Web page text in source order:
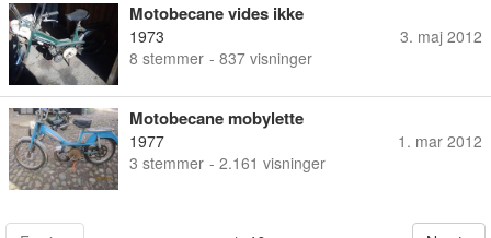
Motobecane vides ikke
1973
8 stemmer - 837 visninger
3. maj 2012
Motobecane mobylette
1977
3 stemmer - 2.161 visninger
1. mar 2012